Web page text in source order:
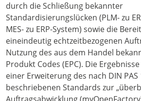
durch die Schließung bekannter
Standardisierungslücken (PLM- zu
MES- zu ERP-System) sowie die
eineindeutig echtzeitbezogenen
Nutzung des aus dem Handel
Produkt Codes (EPC). Die
einer Erweiterung des nach DIN PAS
beschriebenen Standards zur